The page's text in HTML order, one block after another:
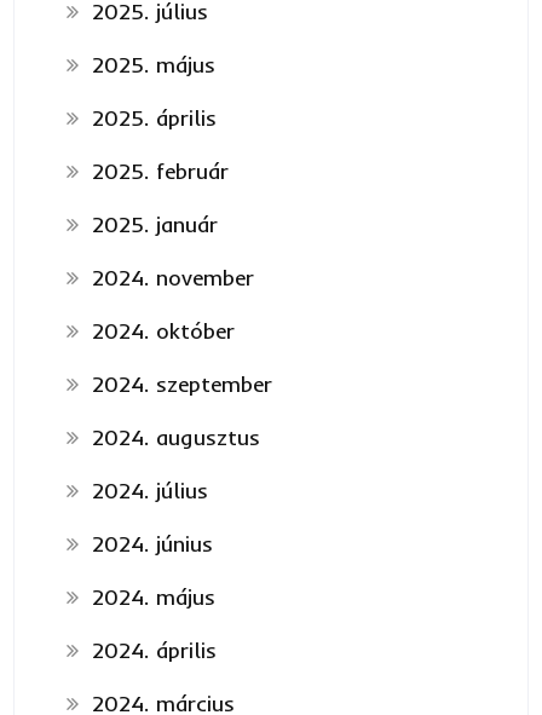
2025. július
2025. május
2025. április
2025. február
2025. január
2024. november
2024. október
2024. szeptember
2024. augusztus
2024. július
2024. június
2024. május
2024. április
2024. március